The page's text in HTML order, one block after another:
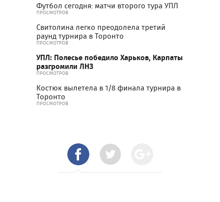
Футбол сегодня: матчи второго тура УПЛ
ПРОСМОТРОВ
Свитолина легко преодолела третий
раунд турнира в Торонто
ПРОСМОТРОВ
УПЛ: Полесье победило Харьков, Карпаты
разгромили ЛНЗ
ПРОСМОТРОВ
Костюк вылетела в 1/8 финала турнира в
Торонто
ПРОСМОТРОВ